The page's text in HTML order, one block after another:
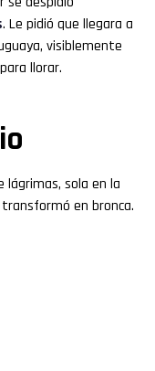
. Le pidió que llegara a
visiblemente
llorar.
lágrimas, sola en la
en bronca.